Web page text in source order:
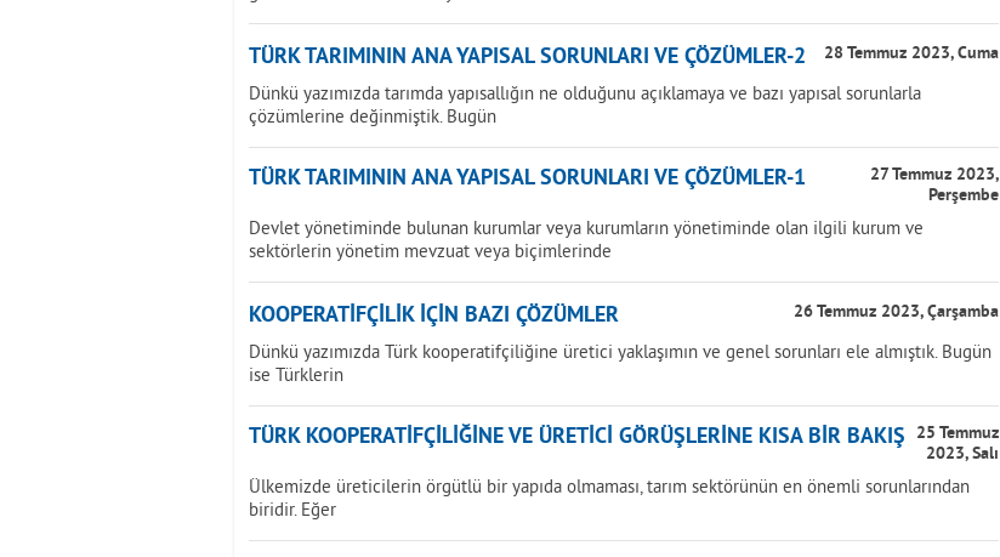
TÜRK TARIMININ ANA YAPISAL SORUNLARI VE ÇÖZÜMLER-2 28 Temmuz 2023, Cuma
Dünkü yazımızda tarımda yapısallığın ne olduğunu açıklamaya ve bazı yapısal sorunlarla
çözümlerine değinmiştik. Bugün
TÜRK TARIMININ ANA YAPISAL SORUNLARI VE ÇÖZÜMLER-1
27 Temmuz 2023,
Perşembe
Devlet yönetiminde bulunan kurumlar veya kurumların yönetiminde olan ilgili kurum ve
sektörlerin yönetim mevzuat veya biçimlerinde
KOOPERATİFÇİLİK İÇİN BAZI ÇÖZÜMLER 26 Temmuz 2023, Çarşamba
Dünkü yazımızda Türk kooperatifçiliğine üretici yaklaşımın ve genel sorunları ele almıştık. Bugün
ise Türklerin
TÜRK KOOPERATİFÇİLİĞİNE VE ÜRETİCİ GÖRÜŞLERİNE KISA BİR BAKIŞ
25 Temmuz
2023, Salı
Ülkemizde üreticilerin örgütlü bir yapıda olmaması, tarım sektörünün en önemli sorunlarından
biridir. Eğer